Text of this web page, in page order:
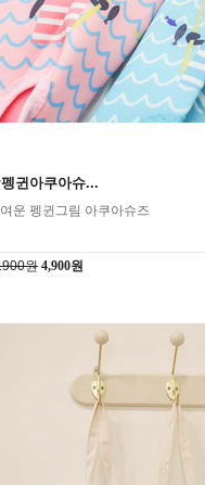
귄아쿠아슈...
운 펭귄그림 아쿠아슈즈
원 4,900원